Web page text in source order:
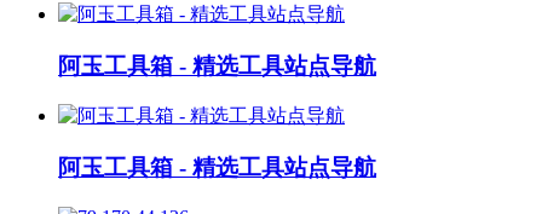
阿玉工具箱 - 精选工具站点导航
阿玉工具箱 - 精选工具站点导航